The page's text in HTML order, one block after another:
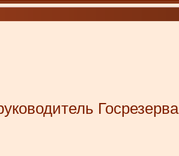
Госрезерва